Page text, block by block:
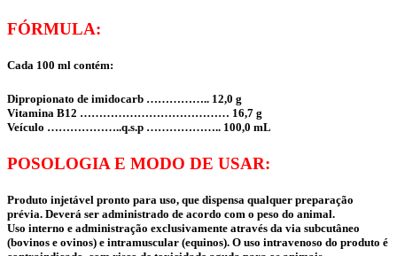
FÓRMULA:
Cada 100 ml contém:
Dipropionato de imidocarb …………….. 12,0 g
Vitamina B12 ………………………………… 16,7 g
Veículo ………………..q.s.p ……………….. 100,0 mL
POSOLOGIA E MODO DE USAR:
Produto injetável pronto para uso, que dispensa qualquer preparação
prévia. Deverá ser administrado de acordo com o peso do animal.
Uso interno e administração exclusivamente através da via subcutâneo
(bovinos e ovinos) e intramuscular (equinos). O uso intravenoso do produto é